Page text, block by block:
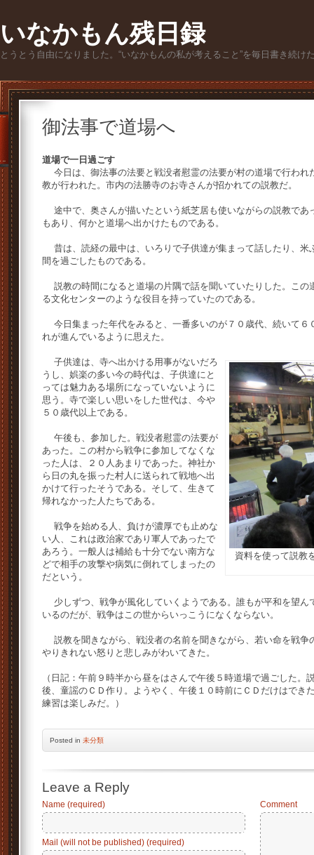
いなかもん残日録
とうとう自由になりました。“いなかもんの私が考えること”を毎日書き続け
御法事で道場へ
道場で一日過ごす
今日は、御法事の法要と戦没者慰霊の法要が村の道場で行われ
教が行われた。市内の法勝寺のお寺さんが招かれての説教だ。
途中で、奥さんが描いたという紙芝居も使いながらの説教であ
もあり、何かと道場へ出かけたものである。
昔は、読経の最中は、いろりで子供達が集まって話したり、米
間を過ごしたものである。
説教の時間になると道場の片隅で話を聞いていたりした。この
る文化センターのような役目を持っていたのである。
今日集まった年代をみると、一番多いのが７０歳代、続いて６
れが進んでいるように思えた。
資料を使って説教
子供達は、寺へ出かける用事がないだろ
うし、娯楽の多い今の時代は、子供達にと
っては魅力ある場所になっていないように
思う。寺で楽しい思いをした世代は、今や
５０歳代以上である。
午後も、参加した。戦没者慰霊の法要が
あった。この村から戦争に参加してなくな
った人は、２０人あまりであった。神社か
ら日の丸を振った村人に送られて戦地へ出
かけて行ったそうである。そして、生きて
帰れなかった人たちである。
戦争を始める人、負けが濃厚でも止めな
い人、これは政治家であり軍人であったで
あろう。一般人は補給も十分でない南方な
どで相手の攻撃や病気に倒れてしまったの
だという。
少しずつ、戦争が風化していくようである。誰もが平和を望ん
いるのだが、戦争はこの世からいっこうになくならない。
説教を聞きながら、戦没者の名前を聞きながら、若い命を戦争
やりきれない怒りと悲しみがわいてきた。
（日記：午前９時半から昼をはさんで午後５時道場で過ごした
後、童謡のＣＤ作り。ようやく、午後１０時前にＣＤだけはでき
練習は楽しみだ。）
Posted in 未分類
Leave a Reply
Name (required)
Mail (will not be published) (required)
Comment